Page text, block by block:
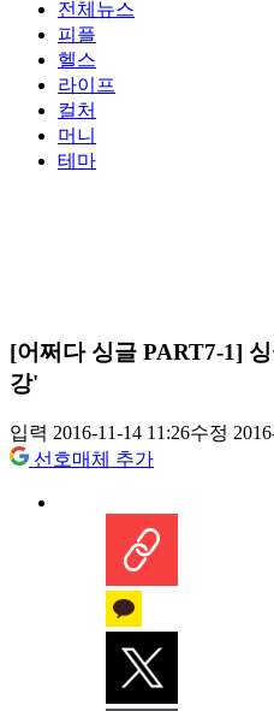
전체뉴스
피플
헬스
라이프
컬처
머니
테마
[어쩌다 싱글 PART7-1]
강'
입력 2016-11-14 11:26수정
선호매체 추가